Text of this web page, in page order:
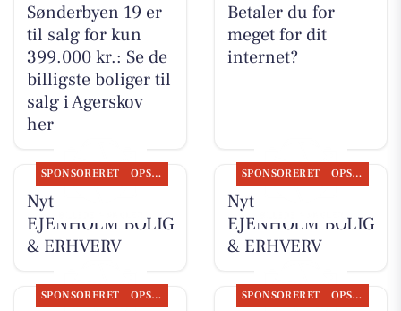
Sønderbyen 19 er
til salg for kun
399.000 kr.: Se de
billigste boliger til
salg i Agerskov
her
Betaler du for
meget for dit
internet?
SPONSORERET OPSLAGSTAVLEN
Nyt fra
EJENHOLM BOLIG
& ERHVERV
SPONSORERET OPSLAGSTAVLEN
Nyt fra
EJENHOLM BOLIG
& ERHVERV
SPONSORERET OPSLAGSTAVLEN SPONSORERET OPSLAGSTAVLEN